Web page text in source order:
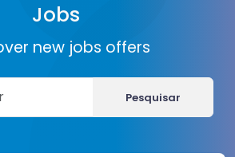
Jobs
new jobs offers
Pesquisar